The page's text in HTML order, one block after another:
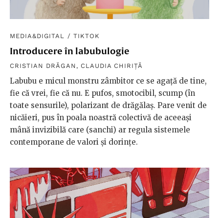
MEDIA&DIGITAL / TIKTOK
Introducere în labubulogie
CRISTIAN DRĂGAN , CLAUDIA CHIRIȚĂ
Labubu e micul monstru zâmbitor ce se agață de tine,
fie că vrei, fie că nu. E pufos, smotocibil, scump (în
toate sensurile), polarizant de drăgălaș. Pare venit de
nicăieri, pus în poala noastră colectivă de aceeași
mână invizibilă care (sanchi) ar regula sistemele
contemporane de valori și dorințe.